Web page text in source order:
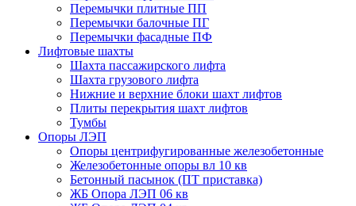
Перемычки плитные ПП
Перемычки балочные ПГ
Перемычки фасадные ПФ
Лифтовые шахты
Шахта пассажирского лифта
Шахта грузового лифта
Нижние и верхние блоки шахт лифтов
Плиты перекрытия шахт лифтов
Тумбы
Опоры ЛЭП
Опоры центрифугированные железобетонные
Железобетонные опоры вл 10 кв
Бетонный пасынок (ПТ приставка)
ЖБ Опора ЛЭП 06 кв